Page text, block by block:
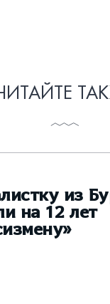
из
на 12 лет